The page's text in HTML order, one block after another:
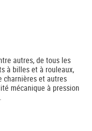
autres, de tous les
à billes et à rouleaux,
charnières et autres
mécanique à pression